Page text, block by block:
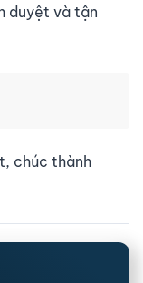
duyệt và tận
chúc thành